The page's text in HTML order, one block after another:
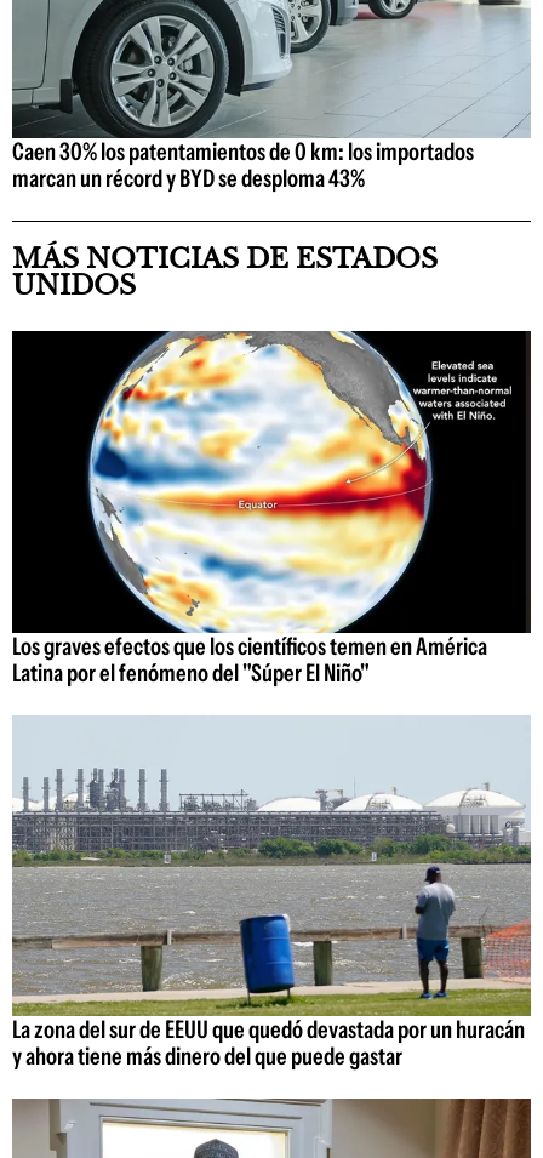
Caen 30% los patentamientos de 0 km: los importados
marcan un récord y BYD se desploma 43%
MÁS NOTICIAS DE ESTADOS
UNIDOS
Los graves efectos que los científicos temen en América
Latina por el fenómeno del "Súper El Niño"
La zona del sur de EEUU que quedó devastada por un huracán
y ahora tiene más dinero del que puede gastar